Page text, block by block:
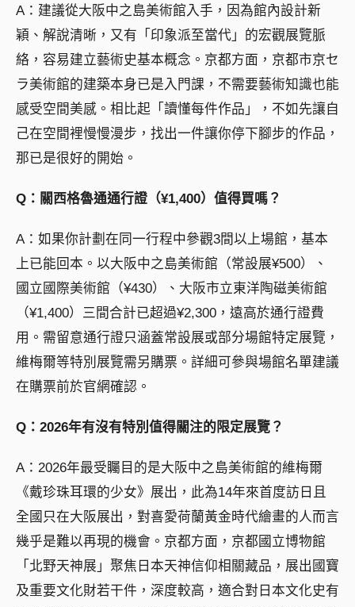
A：建議從大阪中之島美術館入手，因為館內設計新
穎、解說清晰，又有「印象派至當代」的宏觀展覽脈
絡，容易建立藝術史基本概念。京都方面，京都市京セ
ラ美術館的建築本身已是入門課，不需要藝術知識也能
感受空間美感。相比起「讀懂每件作品」，不如先讓自
己在空間裡慢慢漫步，找出一件讓你停下腳步的作品，
那已是很好的開始。
Q：關西格魯通通行證（¥1,400）值得買嗎？
A：如果你計劃在同一行程中參觀3間以上場館，基本
上已能回本。以大阪中之島美術館（常設展¥500）、
國立國際美術館（¥430）、大阪市立東洋陶磁美術館
（¥1,400）三間合計已超過¥2,300，遠高於通行證費
用。需留意通行證只涵蓋常設展或部分場館特定展覽，
維梅爾等特別展覽需另購票。詳細可參與場館名單建議
在購票前於官網確認。
Q：2026年有沒有特別值得關注的限定展覽？
A：2026年最受矚目的是大阪中之島美術館的維梅爾
《戴珍珠耳環的少女》展出，此為14年來首度訪日且
全國只在大阪展出，對喜愛荷蘭黃金時代繪畫的人而言
幾乎是難以再現的機會。京都方面，京都國立博物館
「北野天神展」聚焦日本天神信仰相關藏品，展出國寶
及重要文化財若干件，深度較高，適合對日本文化史有